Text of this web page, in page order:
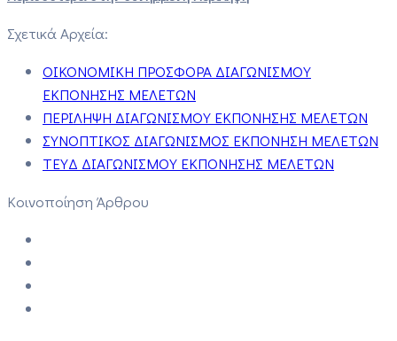
Σχετικά Αρχεία:
ΟΙΚΟΝΟΜΙΚΗ ΠΡΟΣΦΟΡΑ ΔΙΑΓΩΝΙΣΜΟΥ
ΕΚΠΟΝΗΣΗΣ ΜΕΛΕΤΩΝ
ΠΕΡΙΛΗΨΗ ΔΙΑΓΩΝΙΣΜΟΥ ΕΚΠΟΝΗΣΗΣ ΜΕΛΕΤΩΝ
ΣΥΝΟΠΤΙΚΟΣ ΔΙΑΓΩΝΙΣΜΟΣ ΕΚΠΟΝΗΣΗ ΜΕΛΕΤΩΝ
ΤΕΥΔ ΔΙΑΓΩΝΙΣΜΟΥ ΕΚΠΟΝΗΣΗΣ ΜΕΛΕΤΩΝ
Κοινοποίηση Άρθρου